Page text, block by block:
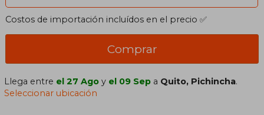
Costos de importación incluídos en el precio ✅
Comprar
Llega entre el 27 Ago y el 09 Sep a Quito, Pichincha.
Seleccionar ubicación